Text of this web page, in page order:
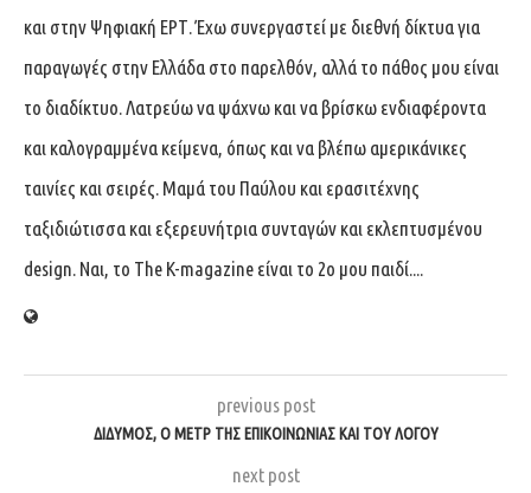
και στην Ψηφιακή ΕΡΤ. Έχω συνεργαστεί με διεθνή δίκτυα για
παραγωγές στην Ελλάδα στο παρελθόν, αλλά το πάθος μου είναι
το διαδίκτυο. Λατρεύω να ψάχνω και να βρίσκω ενδιαφέροντα
και καλογραμμένα κείμενα, όπως και να βλέπω αμερικάνικες
ταινίες και σειρές. Μαμά του Παύλου και ερασιτέχνης
ταξιδιώτισσα και εξερευνήτρια συνταγών και εκλεπτυσμένου
design. Ναι, το The K-magazine είναι το 2ο μου παιδί....
previous post
ΔΊΔΥΜΟΣ, Ο ΜΕΤΡ ΤΗΣ ΕΠΙΚΟΙΝΩΝΊΑΣ ΚΑΙ ΤΟΥ ΛΌΓΟΥ
next post